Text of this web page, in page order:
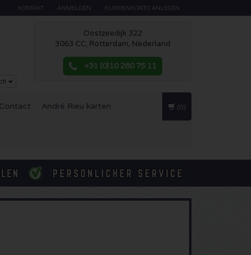
KONTAKT ANMELDEN KUNDENKONTO ANLEGEN
Oostzeedijk 322
3063 CC, Rotterdam, Nederland
+31 (0)10 280 75 11
Contact André Rieu karten (0)